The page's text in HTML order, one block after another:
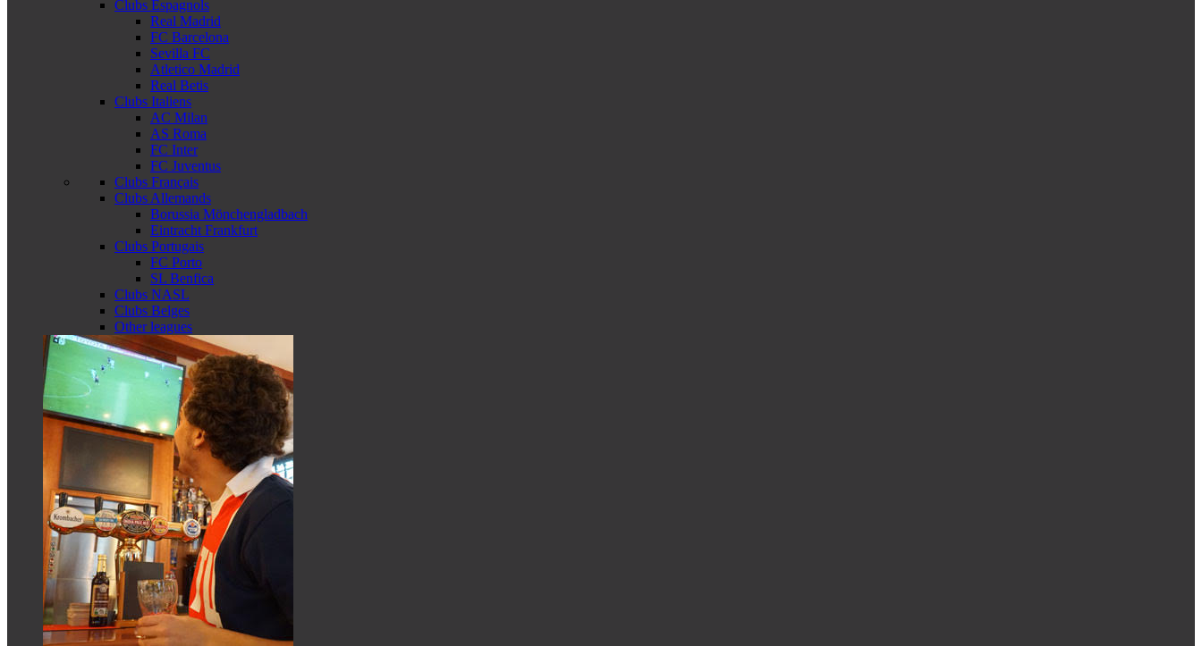
Clubs Espagnols
Real Madrid
FC Barcelona
Sevilla FC
Atletico Madrid
Real Betis
Clubs Italiens
AC Milan
AS Roma
FC Inter
FC Juventus
Clubs Français
Clubs Allemands
Borussia Mönchengladbach
Eintracht Frankfurt
Clubs Portugais
FC Porto
SL Benfica
Clubs NASL
Clubs Belges
Other leagues